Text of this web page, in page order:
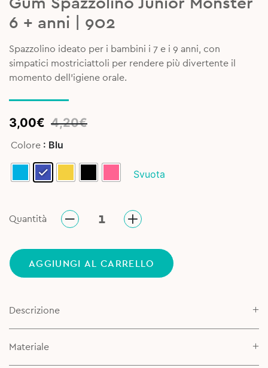
6 + anni | 902
Spazzolino ideato per i bambini i 7 e i 9 anni, con
simpatici mostriciattoli per rendere più divertente il
momento dell’igiene orale.
4,20€
Original
was:
4,20€.
3,00€
Current
is:
3,00€.
Colore : Blu
Svuota
Quantità
AGGIUNGI AL CARRELLO
Descrizione
Materiale